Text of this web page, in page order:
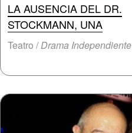
LA AUSENCIA DEL DR.
STOCKMANN, UNA
Teatro /Drama Independiente